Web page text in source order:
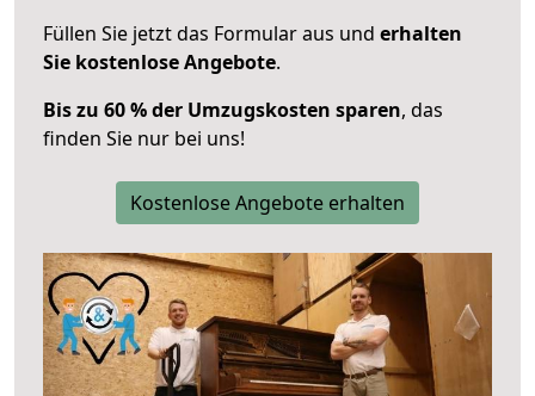
Füllen Sie jetzt das Formular aus und erhalten
Sie kostenlose Angebote.
Bis zu 60 % der Umzugskosten sparen, das
finden Sie nur bei uns!
Kostenlose Angebote erhalten